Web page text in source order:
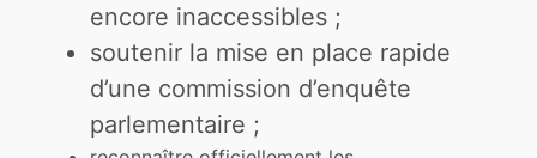
encore inaccessibles ;
soutenir la mise en place rapide
d’une commission d’enquête
parlementaire ;